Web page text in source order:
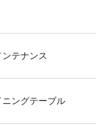
テナンス
ニングテーブル